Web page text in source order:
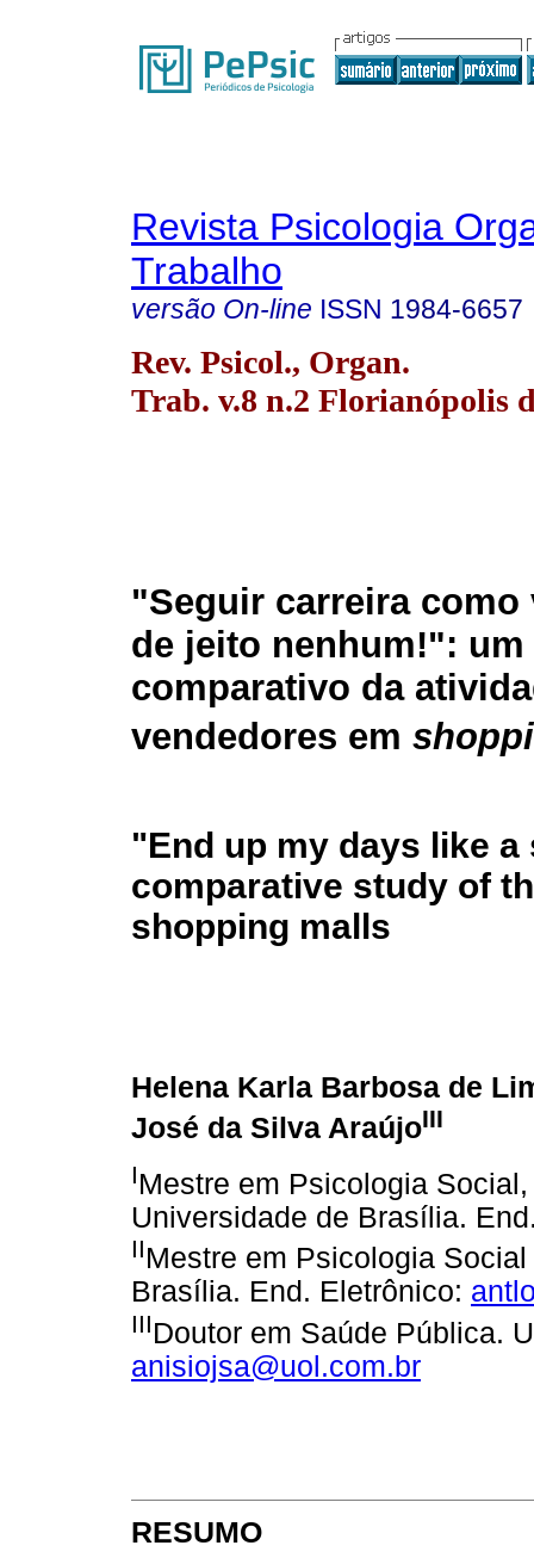
Revista Psicologia
Trabalho
versão On-line ISSN 1984-6657
Rev. Psicol., Organ.
Trab. v.8 n.2 Florianópolis
"Seguir carreira como
de jeito nenhum!": um
comparativo da
vendedores em
"End up my days like
comparative study of
shopping malls
Helena Karla Barbosa de
José da Silva AraújoIII
IMestre em Psicologia
Universidade de Brasília.
IIMestre em Psicologia
Brasília. End. Eletrônico:
IIIDoutor em Saúde Pública.
anisiojsa@uol.com.br
RESUMO